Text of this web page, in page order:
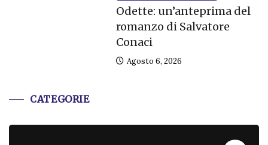
Odette: un’anteprima del
romanzo di Salvatore
Conaci
Agosto 6, 2026
CATEGORIE